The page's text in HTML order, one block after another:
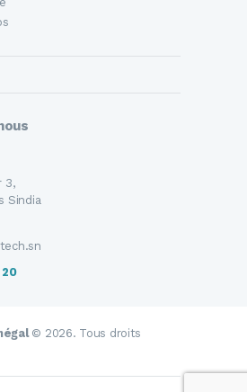
3,
Sindia
20
© 2026. Tous droits